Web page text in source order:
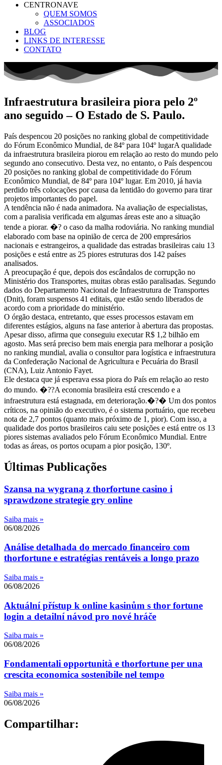
CENTRONAVE
QUEM SOMOS
ASSOCIADOS
BLOG
LINKS DE INTERESSE
CONTATO
Infraestrutura brasileira piora pelo 2º
ano seguido – O Estado de S. Paulo.
País despencou 20 posições no ranking global de competitividade
do Fórum Econômico Mundial, de 84º para 104º lugarA qualidade
da infraestrutura brasileira piorou em relação ao resto do mundo pelo
segundo ano consecutivo. Desta vez, no entanto, o País despencou
20 posições no ranking global de competitividade do Fórum
Econômico Mundial, de 84º para 104º lugar. Em 2010, já havia
perdido três colocações por causa da lentidão do governo para tirar
projetos importantes do papel.
A tendência não é nada animadora. Na avaliação de especialistas,
com a paralisia verificada em algumas áreas este ano a situação
tende a piorar. �? o caso da malha rodoviária. No ranking mundial
elaborado com base na opinião de cerca de 200 empresários
nacionais e estrangeiros, a qualidade das estradas brasileiras caiu 13
posições e está entre as 25 piores estruturas dos 142 países
analisados.
A preocupação é que, depois dos escândalos de corrupção no
Ministério dos Transportes, muitas obras estão paralisadas. Segundo
dados do Departamento Nacional de Infraestrutura de Transportes
(Dnit), foram suspensos 41 editais, que estão sendo liberados de
acordo com a prioridade do ministério.
O órgão destaca, entretanto, que esses processos estavam em
diferentes estágios, alguns na fase anterior à abertura das propostas.
Apesar disso, afirma que conseguiu executar R$ 1,2 bilhão em
agosto. Mas será preciso bem mais energia para melhorar a posição
no ranking mundial, avalia o consultor para logística e infraestrutura
da Confederação Nacional de Agricultura e Pecuária do Brasil
(CNA), Luiz Antonio Fayet.
Ele destaca que já esperava essa piora do País em relação ao resto
do mundo. �??A economia brasileira está crescendo e a
infraestrutura está estagnada, em deterioração.�?� Um dos pontos
críticos, na opinião do executivo, é o sistema portuário, que recebeu
nota de 2,7 pontos (quanto mais próximo de 1, pior). Com isso, a
qualidade dos portos brasileiros caiu sete posições e está entre os 13
piores sistemas avaliados pelo Fórum Econômico Mundial. Entre
todas as áreas, os portos ocupam a pior posição, 130º.
Últimas Publicações
Szansa na wygraną z thorfortune casino i
sprawdzone strategie gry online
Saiba mais »
06/08/2026
Análise detalhada do mercado financeiro com
thorfortune e estratégias rentáveis a longo prazo
Saiba mais »
06/08/2026
Aktuální přístup k online kasinům s thor fortune
login a detailní návod pro nové hráče
Saiba mais »
06/08/2026
Fondamentali opportunità e thorfortune per una
crescita economica sostenibile nel tempo
Saiba mais »
06/08/2026
Compartilhar: